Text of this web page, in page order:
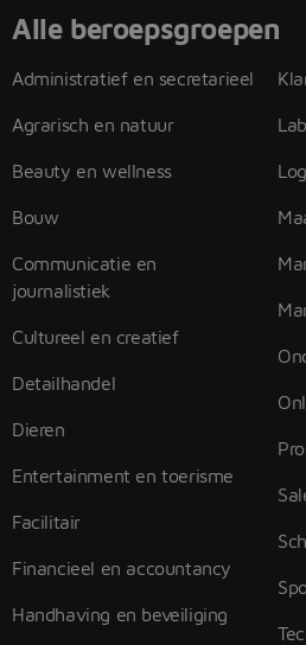
Alle beroepsgroepen
Administratief en secretarieel
Agrarisch en natuur
Beauty en wellness
Bouw
Communicatie en
journalistiek
Cultureel en creatief
Detailhandel
Dieren
Entertainment en toerisme
Facilitair
Financieel en accountancy
Handhaving en beveiliging